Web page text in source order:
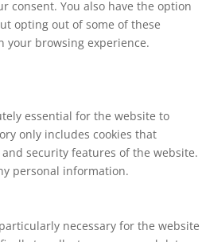
consent. You also have the option
opting out of some of these
your browsing experience.
essential for the website to
only includes cookies that
security features of the website.
personal information.
necessary for the website